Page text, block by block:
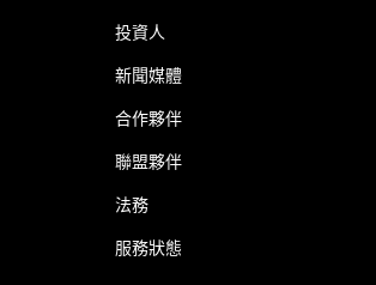
投資人
新聞媒體
合作夥伴
聯盟夥伴
法務
服務狀態